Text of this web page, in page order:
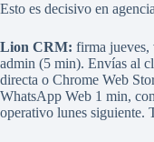
Esto es decisivo en
Lion CRM: firma jueves,
admin (5 min). Envías al
directa o Chrome Web
WhatsApp Web 1 min,
operativo lunes siguiente.